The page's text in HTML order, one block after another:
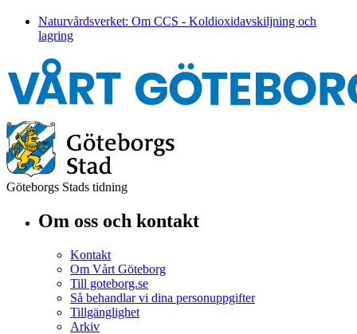
Naturvårdsverket: Om CCS - Koldioxidavskiljning och
lagring
Göteborgs Stads tidning
Om oss och kontakt
Kontakt
Om Vårt Göteborg
Till goteborg.se
Så behandlar vi dina personuppgifter
Tillgänglighet
Arkiv